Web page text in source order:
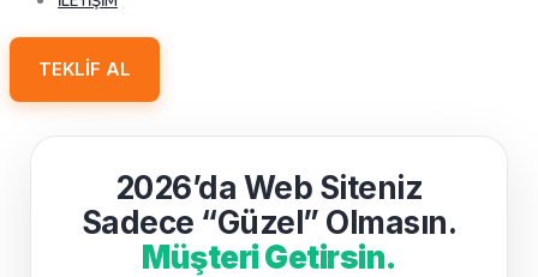
TEKLIF AL
2026’da Web Siteniz
Sadece “Güzel” Olmasın.
Müşteri Getirsin.